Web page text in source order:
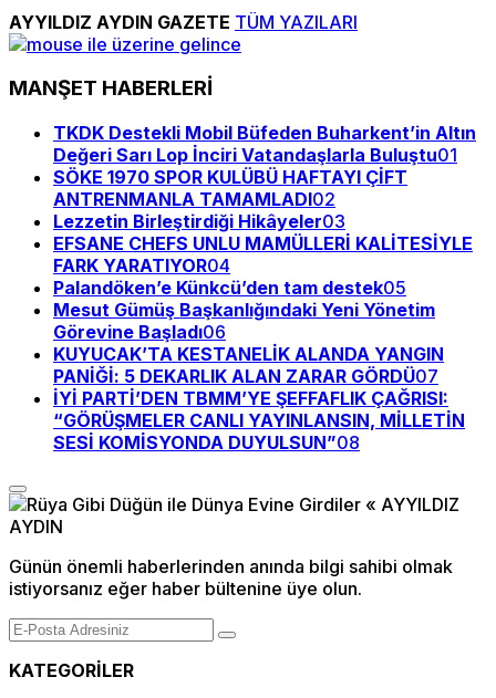
AYYILDIZ AYDIN GAZETE TÜM YAZILARI
MANŞET HABERLERİ
TKDK Destekli Mobil Büfeden Buharkent’in Altın
Değeri Sarı Lop İnciri Vatandaşlarla Buluştu01
SÖKE 1970 SPOR KULÜBÜ HAFTAYI ÇİFT
ANTRENMANLA TAMAMLADI02
Lezzetin Birleştirdiği Hikâyeler03
EFSANE CHEFS UNLU MAMÜLLERİ KALİTESİYLE
FARK YARATIYOR04
Palandöken’e Künkcü’den tam destek05
Mesut Gümüş Başkanlığındaki Yeni Yönetim
Görevine Başladı06
KUYUCAK’TA KESTANELİK ALANDA YANGIN
PANİĞİ: 5 DEKARLIK ALAN ZARAR GÖRDÜ07
İYİ PARTİ’DEN TBMM’YE ŞEFFAFLIK ÇAĞRISI:
“GÖRÜŞMELER CANLI YAYINLANSIN, MİLLETİN
SESİ KOMİSYONDA DUYULSUN”08
Günün önemli haberlerinden anında bilgi sahibi olmak
istiyorsanız eğer haber bültenine üye olun.
KATEGORİLER